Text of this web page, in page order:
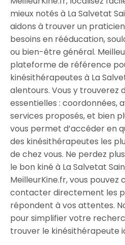
mieux notés à La Salvetat
aidons à trouver un
besoins en rééducation,
ou bien-être général.
plateforme de référence
kinésithérapeutes à La
alentours. Vous y trouverez
essentielles : coordonnées,
services proposés, et bien
vous permet d’accéder en
des kinésithérapeutes les
de chez vous. Ne perdez
le bon kiné à La Salvetat
MeilleurKine.fr, vous
contacter directement les
répondent à vos attentes.
pour simplifier votre
trouver le kinésithérapeute